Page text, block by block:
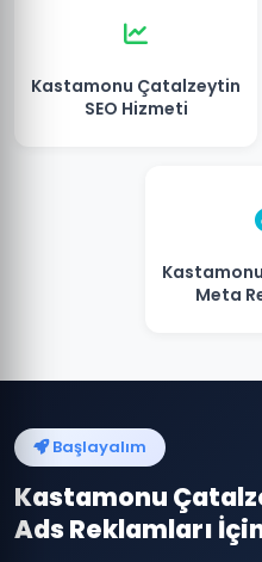
Kastamonu Çatalzeytin
SEO Hizmeti
Meta
Başlayalım
Kastamonu
Ads Reklamları